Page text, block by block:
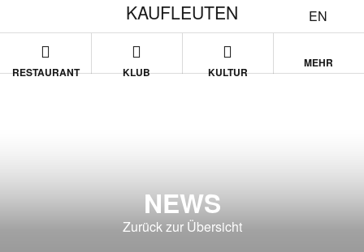
EN
KAUFLEUTEN
RESTAURANT KLUB KULTUR
MEHR
NEWS
Zurück zur Übersicht